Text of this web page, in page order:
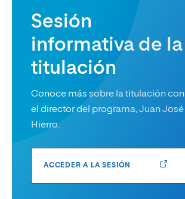
Sesión
informativa de la
titulación
Conoce más sobre la titulación con
el director del programa, Juan José
Hierro.
ACCEDER A LA SESIÓN